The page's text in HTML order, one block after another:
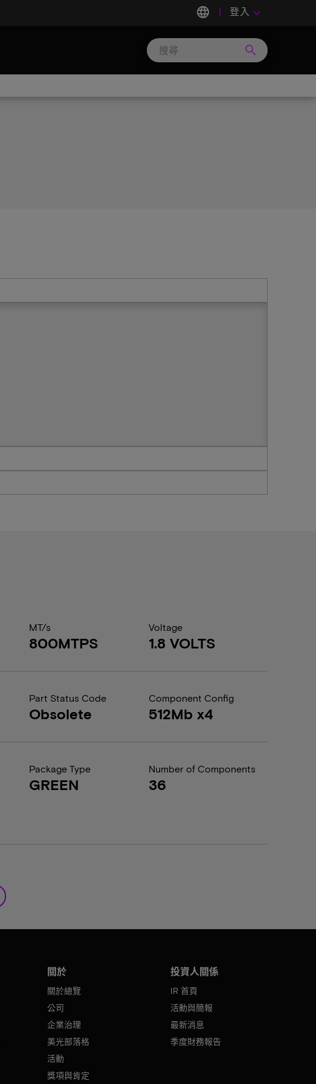
language 登入 keyboard_arrow_down
search
MT/s
800MTPS
Voltage
1.8 VOLTS
Part Status Code
Obsolete
Component Config
512Mb x4
Package Type
GREEN
Number of Components
36
關於
關於總覽
公司
企業治理
美光部落格
活動
獎項與肯定
投資人關係
IR 首頁
活動與簡報
最新消息
季度財務報告